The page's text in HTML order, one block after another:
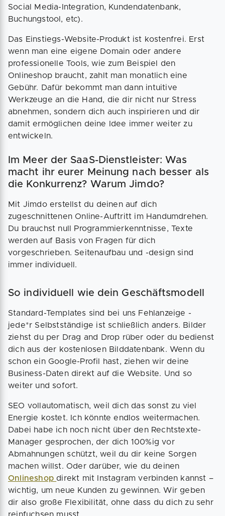
Social Media-Integration, Kundendatenbank,
Buchungstool, etc).
Das Einstiegs-Website-Produkt ist kostenfrei. Erst
wenn man eine eigene Domain oder andere
professionelle Tools, wie zum Beispiel den
Onlineshop braucht, zahlt man monatlich eine
Gebühr. Dafür bekommt man dann intuitive
Werkzeuge an die Hand, die dir nicht nur Stress
abnehmen, sondern dich auch inspirieren und dir
damit ermöglichen deine Idee immer weiter zu
entwickeln.
Im Meer der SaaS-Dienstleister: Was
macht ihr eurer Meinung nach besser als
die Konkurrenz? Warum Jimdo?
Mit Jimdo erstellst du deinen auf dich
zugeschnittenen Online-Auftritt im Handumdrehen.
Du brauchst null Programmierkenntnisse, Texte
werden auf Basis von Fragen für dich
vorgeschrieben. Seitenaufbau und -design sind
immer individuell.
So individuell wie dein Geschäftsmodell
Standard-Templates sind bei uns Fehlanzeige -
jede*r Selbstständige ist schließlich anders. Bilder
ziehst du per Drag and Drop rüber oder du bedienst
dich aus der kostenlosen Bilddatenbank. Wenn du
schon ein Google-Profil hast, ziehen wir deine
Business-Daten direkt auf die Website. Und so
weiter und sofort.
SEO vollautomatisch, weil dich das sonst zu viel
Energie kostet. Ich könnte endlos weitermachen.
Dabei habe ich noch nicht über den Rechtstexte-
Manager gesprochen, der dich 100%ig vor
Abmahnungen schützt, weil du dir keine Sorgen
machen willst. Oder darüber, wie du deinen
Onlineshop direkt mit Instagram verbinden kannst –
wichtig, um neue Kunden zu gewinnen. Wir geben
dir also große Flexibilität, ohne dass du dich zu sehr